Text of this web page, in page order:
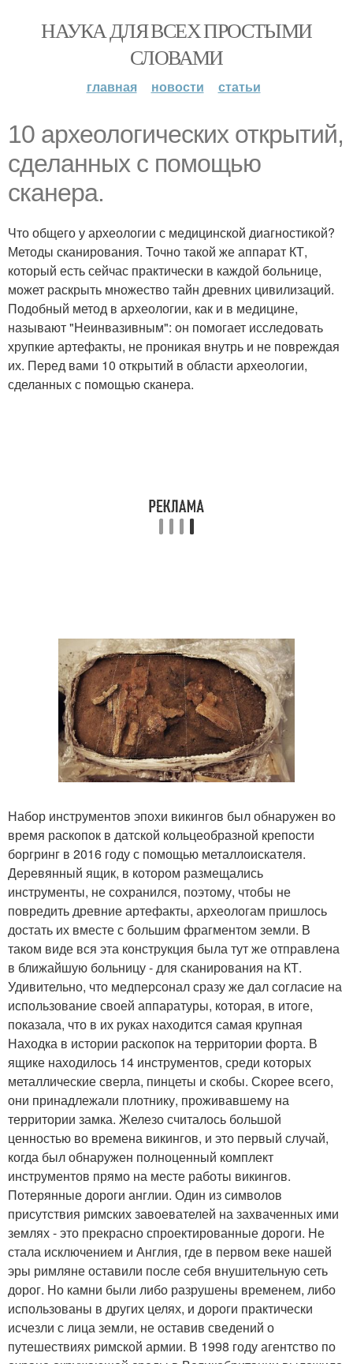
НАУКА ДЛЯ ВСЕХ ПРОСТЫМИ
СЛОВАМИ
главная новости статьи
10 археологических открытий,
сделанных с помощью
сканера.
Что общего у археологии с медицинской диагностикой?
Методы сканирования. Точно такой же аппарат КТ,
который есть сейчас практически в каждой больнице,
может раскрыть множество тайн древних цивилизаций.
Подобный метод в археологии, как и в медицине,
называют "Неинвазивным": он помогает исследовать
хрупкие артефакты, не проникая внутрь и не повреждая
их. Перед вами 10 открытий в области археологии,
сделанных с помощью сканера.
Набор инструментов эпохи викингов был обнаружен во
время раскопок в датской кольцеобразной крепости
боргринг в 2016 году с помощью металлоискателя.
Деревянный ящик, в котором размещались
инструменты, не сохранился, поэтому, чтобы не
повредить древние артефакты, археологам пришлось
достать их вместе с большим фрагментом земли. В
таком виде вся эта конструкция была тут же отправлена
в ближайшую больницу - для сканирования на КТ.
Удивительно, что медперсонал сразу же дал согласие на
использование своей аппаратуры, которая, в итоге,
показала, что в их руках находится самая крупная
Находка в истории раскопок на территории форта. В
ящике находилось 14 инструментов, среди которых
металлические сверла, пинцеты и скобы. Скорее всего,
они принадлежали плотнику, проживавшему на
территории замка. Железо считалось большой
ценностью во времена викингов, и это первый случай,
когда был обнаружен полноценный комплект
инструментов прямо на месте работы викингов.
Потерянные дороги англии. Один из символов
присутствия римских завоевателей на захваченных ими
землях - это прекрасно спроектированные дороги. Не
стала исключением и Англия, где в первом веке нашей
эры римляне оставили после себя внушительную сеть
дорог. Но камни были либо разрушены временем, либо
использованы в других целях, и дороги практически
исчезли с лица земли, не оставив сведений о
путешествиях римской армии. В 1998 году агентство по